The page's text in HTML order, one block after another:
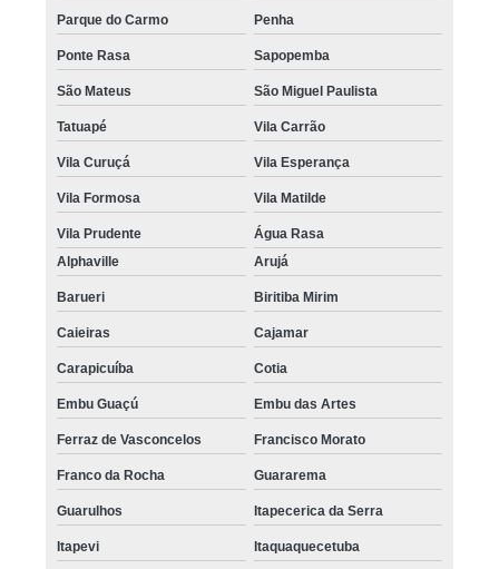
Parque do Carmo Penha
Ponte Rasa Sapopemba
São Mateus São Miguel Paulista
Tatuapé Vila Carrão
Vila Curuçá Vila Esperança
Vila Formosa Vila Matilde
Vila Prudente
Água Rasa
Alphaville
Arujá
Barueri Biritiba Mirim
Caieiras Cajamar
Carapicuíba Cotia
Embu Guaçú Embu das Artes
Ferraz de Vasconcelos Francisco Morato
Franco da Rocha Guararema
Guarulhos Itapecerica da Serra
Itapevi Itaquaquecetuba